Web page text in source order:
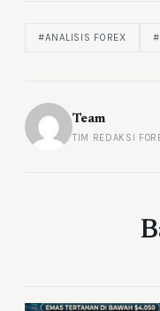
#ANALISIS FOREX
Team
TIM REDAKSI